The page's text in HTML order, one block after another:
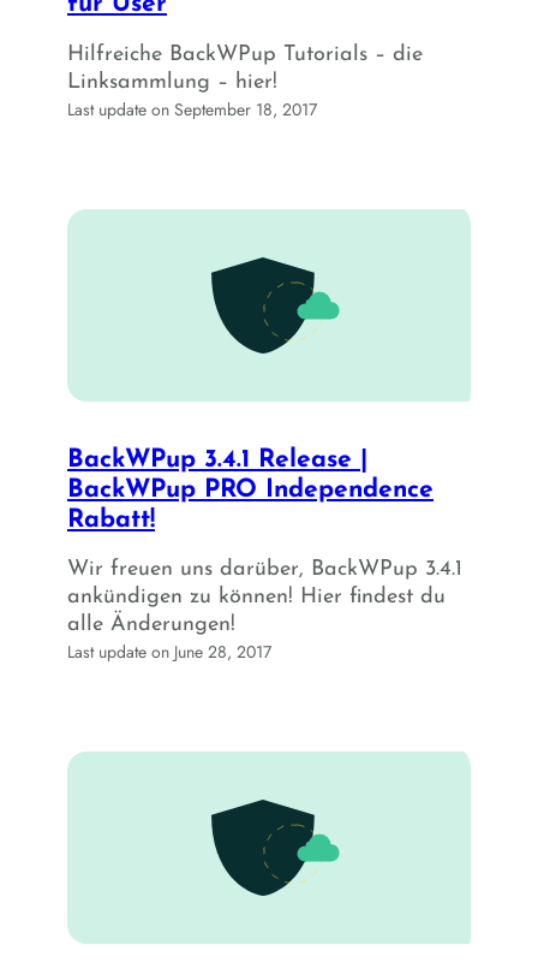
Hilfreiche BackWPup Tutorials – die
Linksammlung – hier!
Last update on September 18, 2017
BackWPup 3.4.1 Release |
BackWPup PRO Independence
Rabatt!
Wir freuen uns darüber, BackWPup 3.4.1
ankündigen zu können! Hier findest du
alle Änderungen!
Last update on June 28, 2017